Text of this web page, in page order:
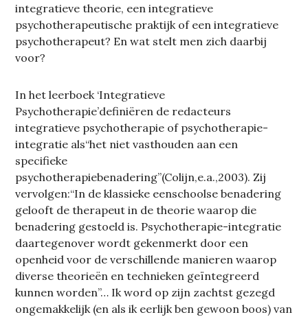
integratieve theorie, een integratieve
psychotherapeutische praktijk of een integratieve
psychotherapeut? En wat stelt men zich daarbij
voor?
In het leerboek ‘Integratieve
Psychotherapie’definiëren de redacteurs
integratieve psychotherapie of psychotherapie-
integratie als“het niet vasthouden aan een
specifieke
psychotherapiebenadering”(Colijn,e.a.,2003). Zij
vervolgen:“In de klassieke eenschoolse benadering
gelooft de therapeut in de theorie waarop die
benadering gestoeld is. Psychotherapie-integratie
daartegenover wordt gekenmerkt door een
openheid voor de verschillende manieren waarop
diverse theorieën en technieken geïntegreerd
kunnen worden”… Ik word op zijn zachtst gezegd
ongemakkelijk (en als ik eerlijk ben gewoon boos) van